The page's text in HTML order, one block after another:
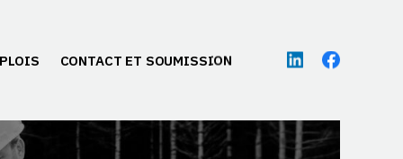
CONTACT ET SOUMISSION